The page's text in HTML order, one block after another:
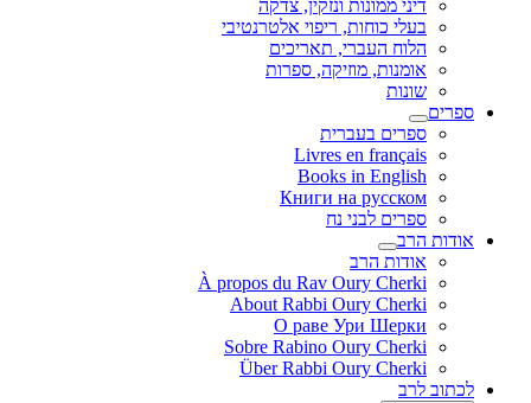
דיני ממונות ונזקין, צדקה
בעלי כוחות, ריפוי אלטרנטיבי
הלוח העברי, תאריכים
אומנות, מוזיקה, ספרות
שונות
ספרים
ספרים בעברית
Livres en français
Books in English
Книги на русском
ספרים לבני נח
אודות הרב
אודות הרב
À propos du Rav Oury Cherki
About Rabbi Oury Cherki
О раве Ури Шерки
Sobre Rabino Oury Cherki
Über Rabbi Oury Cherki
לכתוב לרב